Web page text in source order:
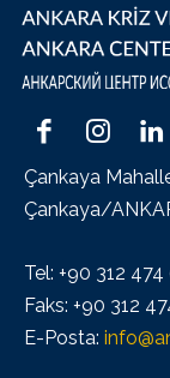
Çankaya
Çankaya/
Tel: +90 312
Faks: +90 312
E-Posta: